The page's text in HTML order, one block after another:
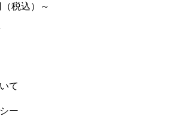
（税込） ～
て
ー